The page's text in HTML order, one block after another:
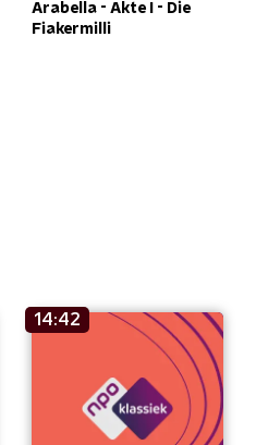
Arabella - Akte I - Die
Fiakermilli
14:42